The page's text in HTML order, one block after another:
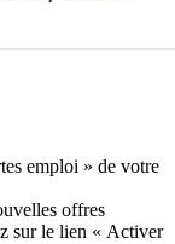
emploi » de votre
offres
sur le lien « Activer